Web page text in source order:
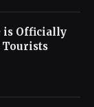
is Officially